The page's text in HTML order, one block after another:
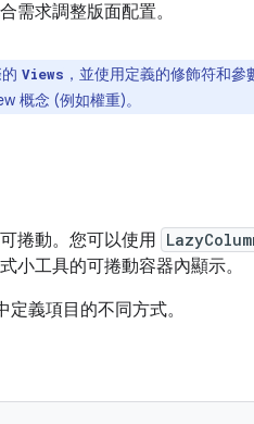
需求調整版面配置。
Views ，並使用定義的修飾符和
概念 (例如權重)。
捲動。您可以使用
小工具的可捲動容器內顯示。
定義項目的不同方式。